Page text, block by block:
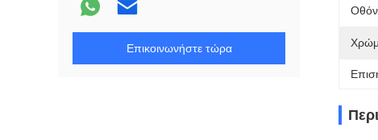
Επικοινωνήστε τώρα